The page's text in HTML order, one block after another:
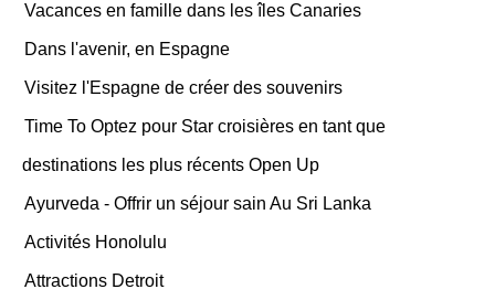
Vacances en famille dans les îles Canaries
Dans l'avenir, en Espagne
Visitez l'Espagne de créer des souvenirs
Time To Optez pour Star croisières en tant que
destinations les plus récents Open Up
Ayurveda - Offrir un séjour sain Au Sri Lanka
Activités Honolulu
Attractions Detroit